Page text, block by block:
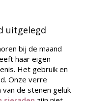
uitgelegd
bij de maand
haar eigen
Het gebruik en
Onze verre
de stenen geluk